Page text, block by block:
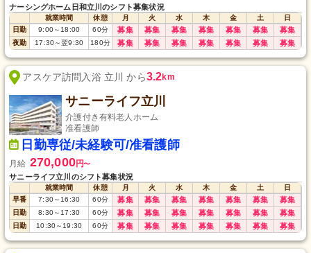
ナーシングホーム日和立川のシフト募集状況
就業時間 休憩 月 火 水 木 金 土
日
日勤
9:00～ 18:00 60分 募集 募集 募集 募集 募集 募集 募集
夜勤 17:30～翌9:30 180分 募集 募集 募集 募集 募集 募集 募集
アスケア訪問入浴 立川 から3.2km
サニーライフ立川
介護付き有料老人ホーム
准看護師
日勤専従/未経験可/准看護師
月給 270,000円〜
サニーライフ立川のシフト募集状況
就業時間 休憩 月 火 水 木 金 土
日
早番
7:30～ 16:30 60分 募集 募集 募集 募集 募集 募集 募集
日勤 8:30～ 17:30 60分 募集 募集 募集 募集 募集 募集 募集
日勤 10:30～ 19:30 60分 募集 募集 募集 募集 募集 募集 募集